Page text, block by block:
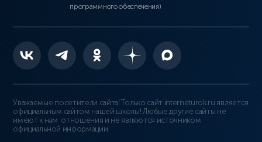
программного обеспечения)
Уважаемые посетители сайта! Только сайт interneturok.ru является
официальным сайтом нашей школы! Любые другие сайты не
имеют к нам отношения и не являются источником
официальной информации.